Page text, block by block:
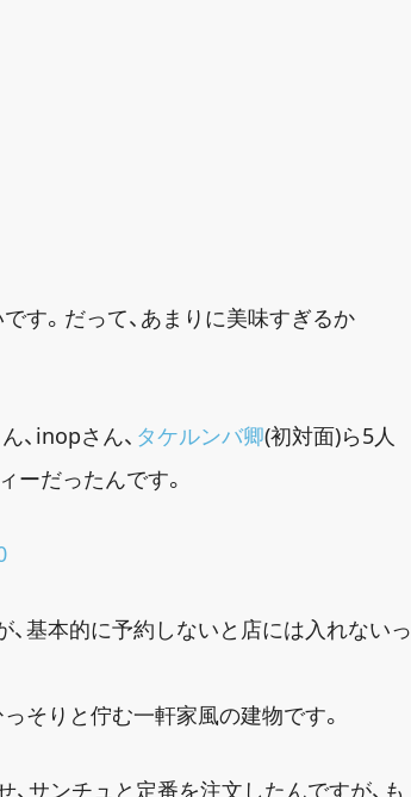
す。だって、あまりに美味すぎるか
inopさん、 タケルンバ卿(初対面)ら5人
ーだったんです。
基本的に予約しないと店には入れないっ
そりと佇む一軒家風の建物です。
サンチュと定番を注文したんですが、も